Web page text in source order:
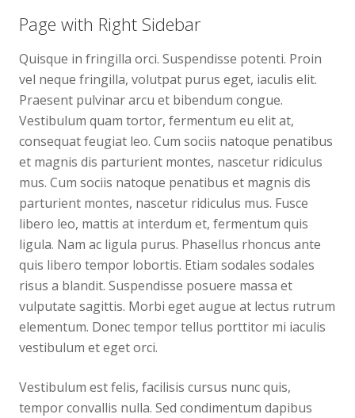
Page with Right Sidebar
Quisque in fringilla orci. Suspendisse potenti. Proin
vel neque fringilla, volutpat purus eget, iaculis elit.
Praesent pulvinar arcu et bibendum congue.
Vestibulum quam tortor, fermentum eu elit at,
consequat feugiat leo. Cum sociis natoque penatibus
et magnis dis parturient montes, nascetur ridiculus
mus. Cum sociis natoque penatibus et magnis dis
parturient montes, nascetur ridiculus mus. Fusce
libero leo, mattis at interdum et, fermentum quis
ligula. Nam ac ligula purus. Phasellus rhoncus ante
quis libero tempor lobortis. Etiam sodales sodales
risus a blandit. Suspendisse posuere massa et
vulputate sagittis. Morbi eget augue at lectus rutrum
elementum. Donec tempor tellus porttitor mi iaculis
vestibulum et eget orci.
Vestibulum est felis, facilisis cursus nunc quis,
tempor convallis nulla. Sed condimentum dapibus